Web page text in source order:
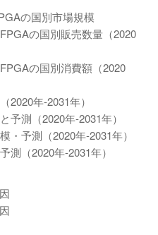
の国別市場規模
の国別販売数量（2020
の国別消費額（2020
2020年-2031年）
予測（2020年-2031年）
・予測（2020年-2031年）
測（2020年-2031年）